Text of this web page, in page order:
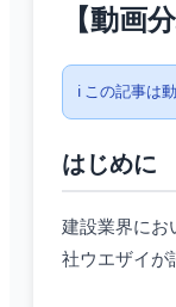
【動画
ℹ️ この記事は
はじめに
建設業界にお
社ウエザイが